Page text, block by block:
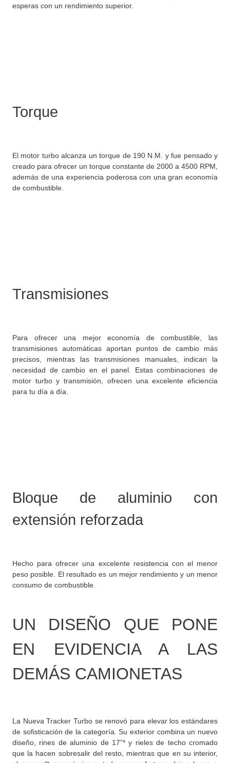
esperas con un rendimiento superior.
Torque
El motor turbo alcanza un torque de 190 N.M. y fue pensado y
creado para ofrecer un torque constante de 2000 a 4500 RPM,
además de una experiencia poderosa con una gran economía
de combustible.
Transmisiones
Para ofrecer una mejor economía de combustible, las
transmisiones automáticas aportan puntos de cambio más
precisos, mientras las transmisiones manuales, indican la
necesidad de cambio en el panel. Estas combinaciones de
motor turbo y transmisión, ofrecen una excelente eficiencia
para tu día a día.
Bloque de aluminio con
extensión reforzada
Hecho para ofrecer una excelente resistencia con el menor
peso posible. El resultado es un mejor rendimiento y un menor
consumo de combustible.
UN DISEÑO QUE PONE
EN EVIDENCIA A LAS
DEMÁS CAMIONETAS
La Nueva Tracker Turbo se renovó para elevar los estándares
de sofisticación de la categoría. Su exterior combina un nuevo
diseño, rines de aluminio de 17”* y rieles de techo cromado
que la hacen sobresalir del resto, mientras que en su interior,